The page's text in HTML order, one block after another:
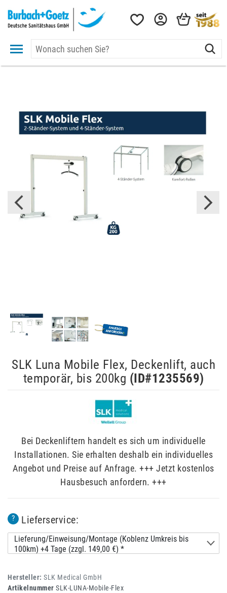
SLK Luna Mobile Flex, Deckenlift, auch
temporär, bis 200kg (ID#1235569)
Bei Deckenliftern handelt es sich um individuelle
Installationen. Sie erhalten deshalb ein individuelles
Angebot und Preise auf Anfrage. +++ Jetzt kostenlos
Hausbesuch anfordern. +++
? Lieferservice:
Lieferung/Einweisung/Montage (Koblenz Umkreis bis
100km) +4 Tage (zzgl. 149,00 €) *
Hersteller: SLK Medical GmbH
Artikelnummer SLK-LUNA-Mobile-Flex